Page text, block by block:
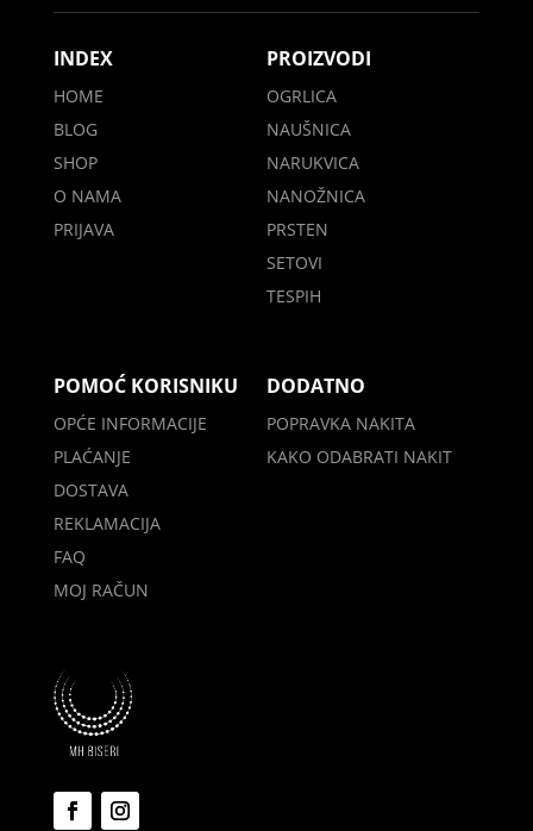
INDEX
HOME
BLOG
SHOP
O NAMA
PRIJAVA
PROIZVODI
OGRLICA
NAUŠNICA
NARUKVICA
NANOŽNICA
PRSTEN
SETOVI
TESPIH
POMOĆ KORISNIKU
OPĆE INFORMACIJE
PLAĆANJE
DOSTAVA
REKLAMACIJA
FAQ
MOJ RAČUN
DODATNO
POPRAVKA NAKITA
KAKO ODABRATI NAKIT